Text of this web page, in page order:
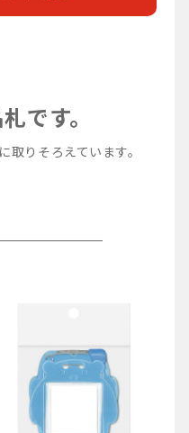
です。
取りそろえています。